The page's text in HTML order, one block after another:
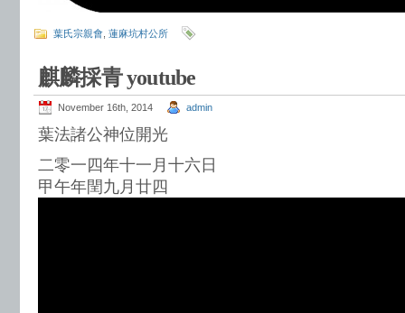
葉氏宗親會 蓮麻坑村公所
麒麟採青 youtube
November 16th, 2014 admin
葉法諸公神位開光
二零一四年十一月十六日
甲午年閏九月廿四